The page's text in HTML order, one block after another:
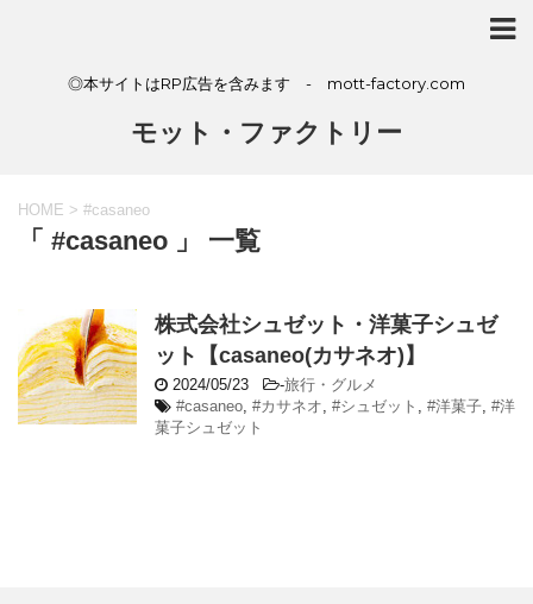
◎本サイトはRP広告を含みます - mott-factory.com
モット・ファクトリー
HOME > #casaneo
「 #casaneo 」 一覧
株式会社シュゼット・洋菓子シュゼ
ット【casaneo(カサネオ)】
2024/05/23 -旅行・グルメ
#casaneo, #カサネオ, #シュゼット , #洋菓子, #洋
菓子シュゼット